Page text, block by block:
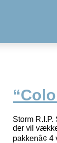
Storm R.I.P.
der vil
pakkenâ¢